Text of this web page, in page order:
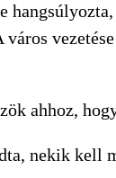
ahhoz,
nekik